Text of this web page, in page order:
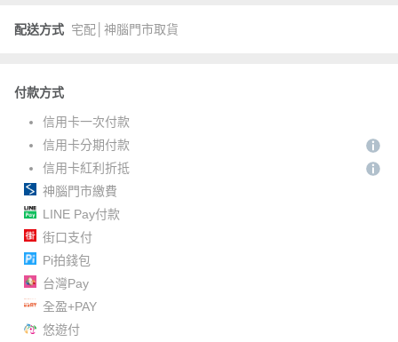
配送方式 宅配│神腦門市取貨
付款方式
信用卡一次付款
信用卡分期付款
信用卡紅利折抵
神腦門市繳費
LINE Pay付款
街口支付
Pi拍錢包
台灣Pay
全盈+PAY
悠遊付